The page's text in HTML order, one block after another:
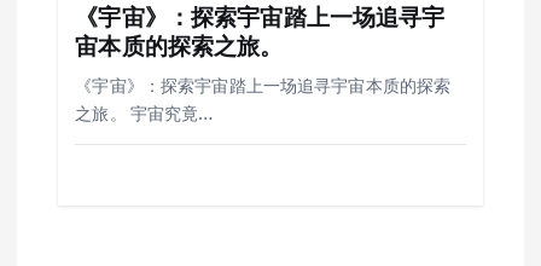
《宇宙》：探索宇宙踏上一场追寻宇
宙本质的探索之旅。
《宇宙》：探索宇宙踏上一场追寻宇宙本质的探索
之旅。 宇宙究竟…